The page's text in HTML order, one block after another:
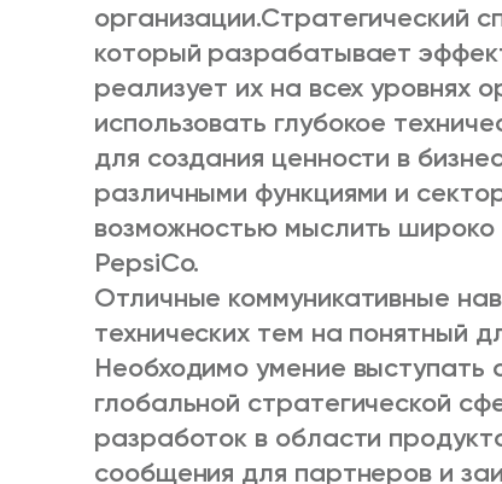
организации.Стратегический
который разрабатывает
реализует их на всех уровнях
использовать глубокое
для создания ценности в
различными функциями и
возможностью мыслить
PepsiCo.
Отличные коммуникативные
технических тем на понятный
Необходимо умение
глобальной стратегической
разработок в области
сообщения для партнеров и